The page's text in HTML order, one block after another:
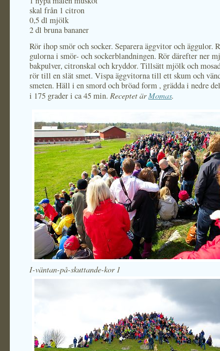
skal från 1 citron
0,5 dl mjölk
2 dl bruna bananer
Rör ihop smör och socker. Separera äggvitor och äggulor.
gulorna i smör- och sockerblandningen. Rör därefter ner
bakpulver, citronskal och kryddor. Tillsätt mjölk och
rör till en slät smet. Vispa äggvitorna till ett skum och
smeten. Häll i en smord och bröad form , grädda i nedre
i 175 grader i ca 45 min. Receptet ärMomas.
I-väntan-på-skuttande-kor 1